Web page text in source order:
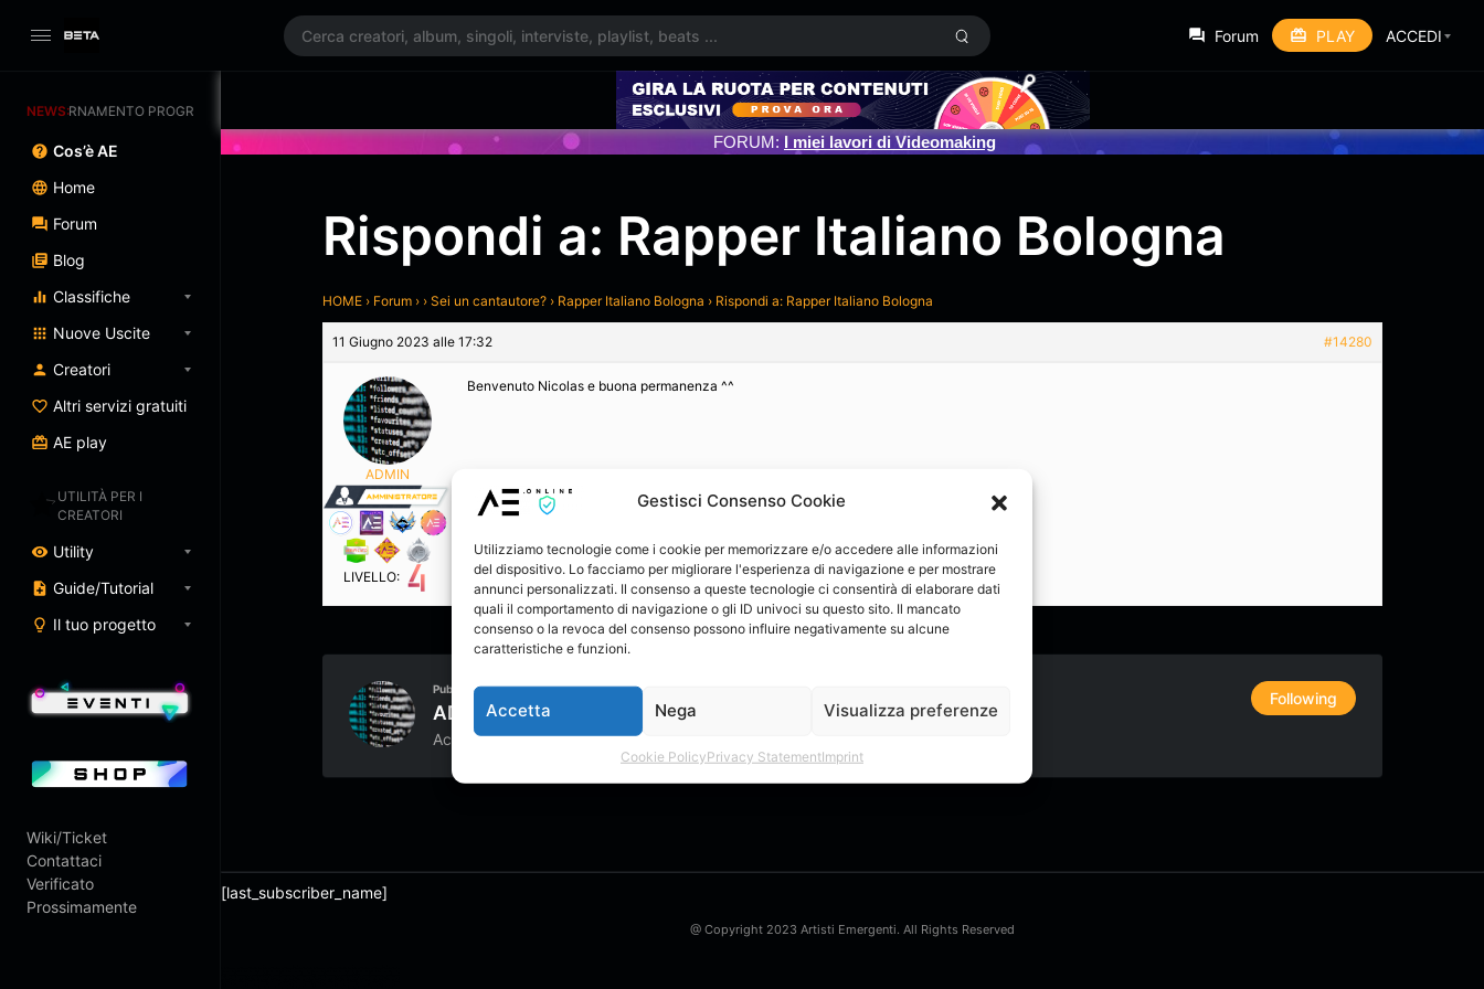
Gestisci Consenso Cookie
Utilizziamo tecnologie come i cookie per memorizzare e/o accedere alle informazioni
del dispositivo. Lo facciamo per migliorare l'esperienza di navigazione e per mostrare
annunci personalizzati. Il consenso a queste tecnologie ci consentirà di elaborare dati
quali il comportamento di navigazione o gli ID univoci su questo sito. Il mancato
consenso o la revoca del consenso possono influire negativamente su alcune
caratteristiche e funzioni.
Accetta Nega Visualizza preferenze
Cookie PolicyPrivacy StatementImprint
Forum PLAY ACCEDI
NEWS:
AGGIORNAMENTO PROGRAMMATO 3/07/2025
Cos’è AE
Home
Forum
Blog
Classifiche
Nuove Uscite
Creatori
Altri servizi gratuiti
AE play
UTILITÀ PER I
CREATORI
Utility
Guide/Tutorial
Il tuo progetto
Wiki/Ticket
Contattaci
Verificato
Prossimamente
FORUM: I miei lavori di Videomaking
Rispondi a: Rapper Italiano Bologna
HOME › Forum › › Sei un cantautore? › Rapper Italiano Bologna › Rispondi a: Rapper Italiano Bologna
11 Giugno 2023 alle 17:32 #14280
ADMIN
LIVELLO:
Benvenuto Nicolas e buona permanenza ^^
Pubblicato da
ADMIN
Following
Account ADMIN ufficiale. COMING SOON.
[last_subscriber_name]
@ Copyright 2023 Artisti Emergenti. All Rights Reserved